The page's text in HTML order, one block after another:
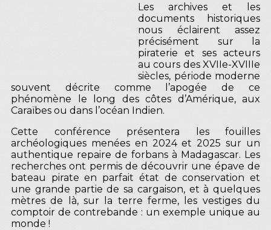
Les archives et les
documents historiques
nous éclairent assez
précisément sur la
piraterie et ses acteurs
au cours des XVIIe-XVIIIe
siècles, période moderne
souvent décrite comme l’apogée de ce
phénomène le long des côtes d’Amérique, aux
Caraïbes ou dans l’océan Indien.
Cette conférence présentera les fouilles
archéologiques menées en 2024 et 2025 sur un
authentique repaire de forbans à Madagascar. Les
recherches ont permis de découvrir une épave de
bateau pirate en parfait état de conservation et
une grande partie de sa cargaison, et à quelques
mètres de là, sur la terre ferme, les vestiges du
comptoir de contrebande : un exemple unique au
monde !